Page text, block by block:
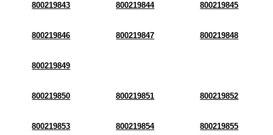
800219843 800219844 800219845
800219846 800219847 800219848
800219849
800219850 800219851 800219852
800219853 800219854 800219855